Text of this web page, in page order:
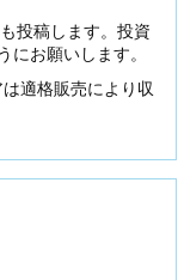
投稿します。投資
お願いします。
適格販売により収